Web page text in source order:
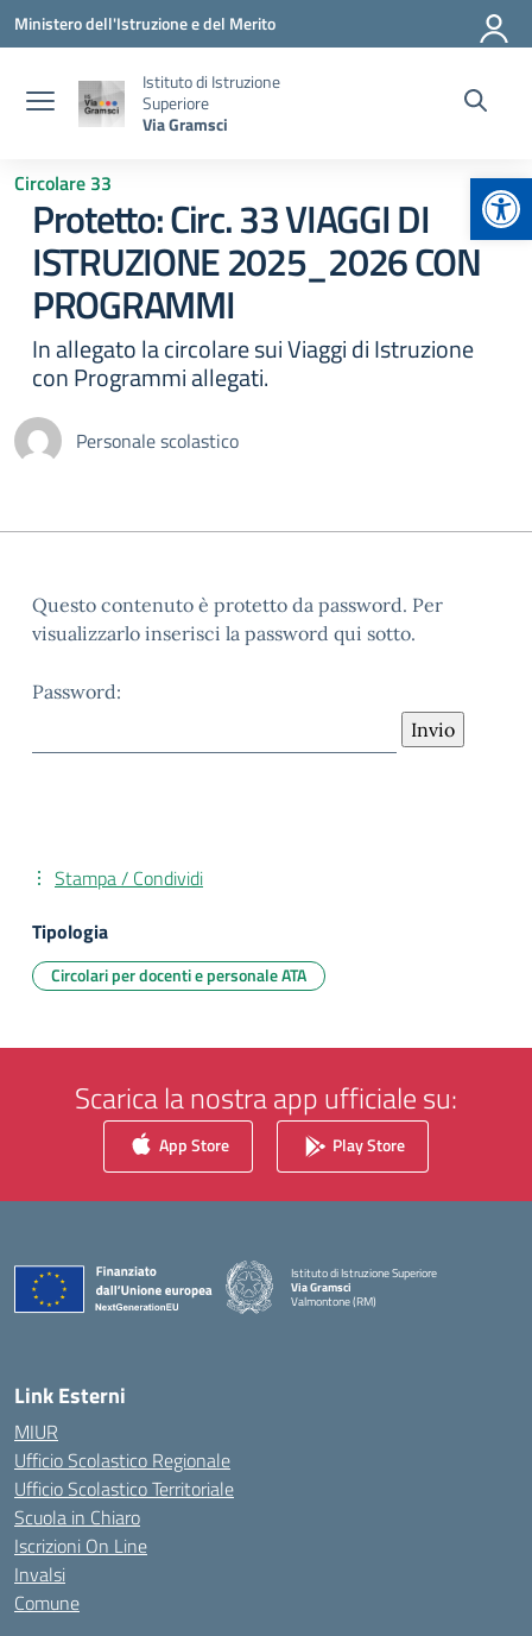
Vai ai contenuti
Vai al menu di navigazione
Vai al footer
Ministero dell'Istruzione e del Merito
Istituto di Istruzione
Superiore
Via Gramsci
Circolare 33
Protetto: Circ. 33 VIAGGI DI
ISTRUZIONE 2025_2026 CON
PROGRAMMI
In allegato la circolare sui Viaggi di Istruzione
con Programmi allegati.
Personale scolastico
Questo contenuto è protetto da password. Per
visualizzarlo inserisci la password qui sotto.
Password:
Stampa / Condividi
Tipologia
Circolari per docenti e personale ATA
Scarica la nostra app ufficiale su:
App Store Play Store
Istituto di Istruzione Superiore
Via Gramsci
Valmontone (RM)
Link Esterni
MIUR
Ufficio Scolastico Regionale
Ufficio Scolastico Territoriale
Scuola in Chiaro
Iscrizioni On Line
Invalsi
Comune